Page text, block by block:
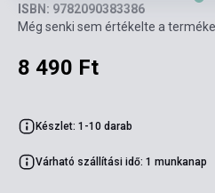
ISBN: 9782090383386
Még senki sem értékelte a
8 490 Ft
Készlet: 1-10 darab
Várható szállítási idő: 1 munkanap